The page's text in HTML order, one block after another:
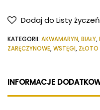
Złoty
z
Dodaj do Listy życzeń
KATEGORII: AKWAMARYN,BIAŁY,
ZARĘCZYNOWE,WSTĘGI, ZŁOTO
INFORMACJE